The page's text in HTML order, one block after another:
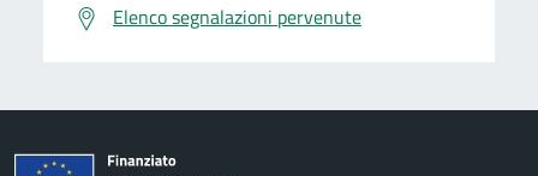
Elenco segnalazioni pervenute